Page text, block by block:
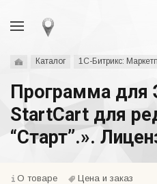
Каталог 1С-Битрикс:
Программа для
StartСart для
“Старт”.».
О товаре Цена и заказ